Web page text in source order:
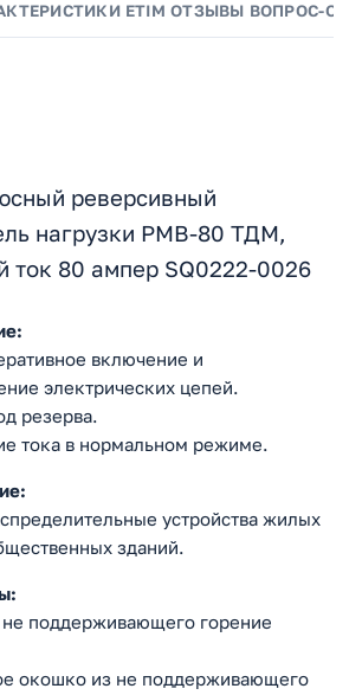
ETIM ОТЗЫВЫ ВОПРОС-
реверсивный
нагрузки РМВ-80 ТДМ,
ток 80 ампер SQ0222-0026
включение и
электрических цепей.
резерва.
тока в нормальном режиме.
устройства жилых
зданий.
не поддерживающего горение
окошко из не поддерживающего